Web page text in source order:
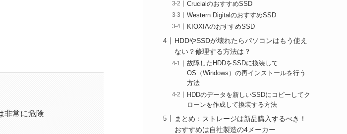
非常に危険
CrucialのおすすめSSD
Western DigitalのおすすめSSD
KIOXIAのおすすめSSD
HDDやSSDが壊れたらパソコンはもう使え
ない？修理する方法は？
故障したHDDをSSDに換装して
OS（Windows）の再インストールを行う
方法
HDDのデータを新しいSSDにコピーしてク
ローンを作成して換装する方法
まとめ：ストレージは新品購入するべき！
おすすめは自社製造の4メーカー